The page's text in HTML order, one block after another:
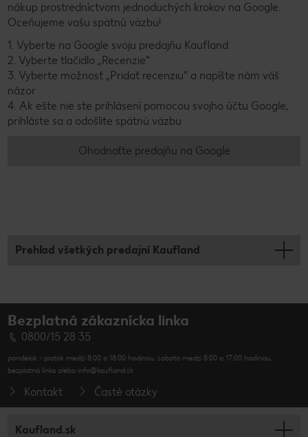
nákup prostredníctvom jednoduchých krokov na Google.
Oceňujeme vašu spätnú väzbu!
1. Vyberte na Google svoju predajňu Kaufland
2. Vyberte tlačidlo „Recenzie“
3. Vyberte možnosť „Pridať recenziu“ a napíšte nám váš
názor
4. Ak ešte nie ste prihlásení pomocou svojho účtu Google,
prihláste sa a odošlite spätnú väzbu
Ohodnoťte predajňu na Google
Prehľad všetkých predajní Kaufland
Bezplatná zákaznícka linka
0800/15 28 35
pondelok - piatok medzi 8:00 a 18:00 hodinou, sobota medzi 8:00 a 17:00 hodinou,
bezplatná linka alebo info@kaufland.sk
Kontakt Časté otázky
Kaufland.sk